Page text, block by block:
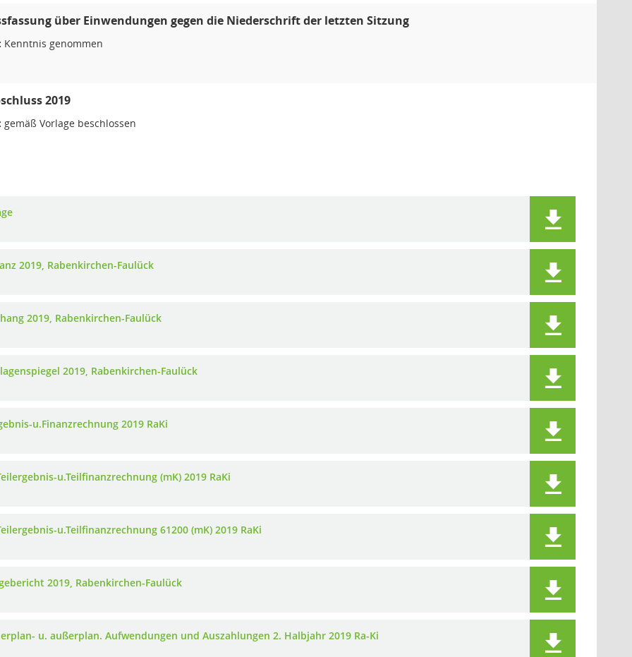
über Einwendungen gegen die Niederschrift der letzten Sitzung
Kenntnis genommen
2019
gemäß Vorlage beschlossen
2019, Rabenkirchen-Faulück
2019, Rabenkirchen-Faulück
2019, Rabenkirchen-Faulück
u.Finanzrechnung 2019 RaKi
u.Teilfinanzrechnung (mK) 2019 RaKi
u.Teilfinanzrechnung 61200 (mK) 2019 RaKi
2019, Rabenkirchen-Faulück
u. außerplan. Aufwendungen und Auszahlungen 2. Halbjahr 2019 Ra-Ki